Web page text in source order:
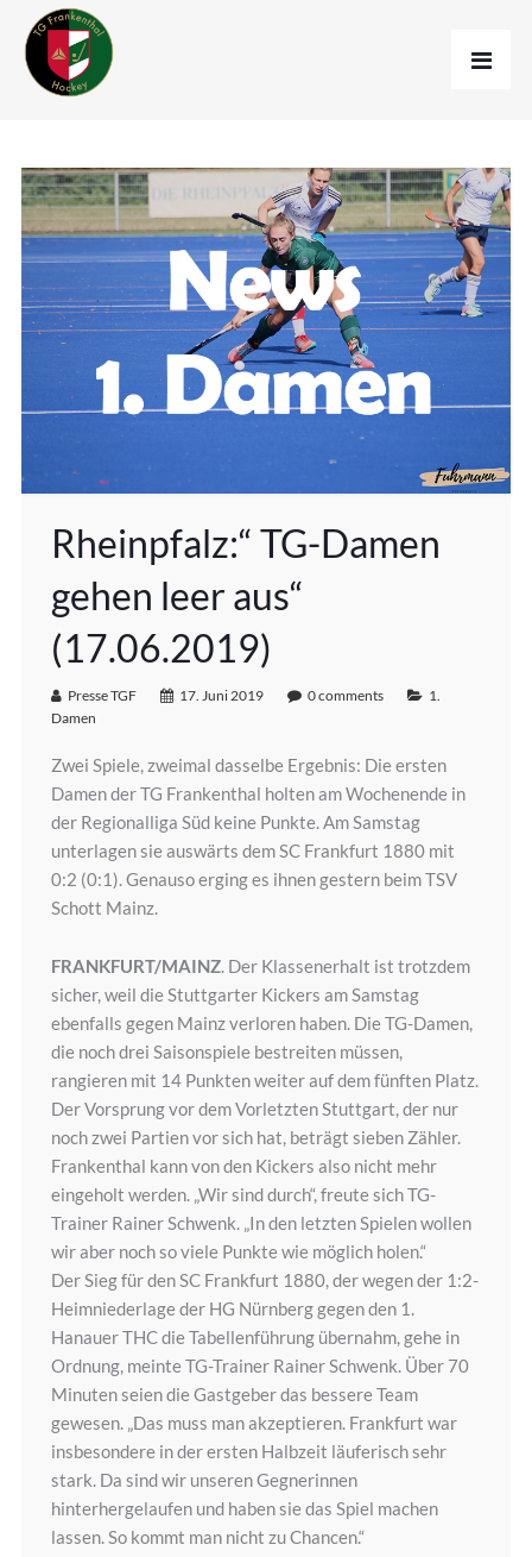
Rheinpfalz:“ TG-Damen
gehen leer aus“
(17.06.2019)
Presse TGF 17. Juni 2019 0 comments
1.
Damen
Zwei Spiele, zweimal dasselbe Ergebnis: Die ersten
Damen der TG Frankenthal holten am Wochenende in
der Regionalliga Süd keine Punkte. Am Samstag
unterlagen sie auswärts dem SC Frankfurt 1880 mit
0:2 (0:1). Genauso erging es ihnen gestern beim TSV
Schott Mainz.
FRANKFURT/MAINZ. Der Klassenerhalt ist trotzdem
sicher, weil die Stuttgarter Kickers am Samstag
ebenfalls gegen Mainz verloren haben. Die TG-Damen,
die noch drei Saisonspiele bestreiten müssen,
rangieren mit 14 Punkten weiter auf dem fünften Platz.
Der Vorsprung vor dem Vorletzten Stuttgart, der nur
noch zwei Partien vor sich hat, beträgt sieben Zähler.
Frankenthal kann von den Kickers also nicht mehr
eingeholt werden. „Wir sind durch“, freute sich TG-
Trainer Rainer Schwenk. „In den letzten Spielen wollen
wir aber noch so viele Punkte wie möglich holen.“
Der Sieg für den SC Frankfurt 1880, der wegen der 1:2-
Heimniederlage der HG Nürnberg gegen den 1.
Hanauer THC die Tabellenführung übernahm, gehe in
Ordnung, meinte TG-Trainer Rainer Schwenk. Über 70
Minuten seien die Gastgeber das bessere Team
gewesen. „Das muss man akzeptieren. Frankfurt war
insbesondere in der ersten Halbzeit läuferisch sehr
stark. Da sind wir unseren Gegnerinnen
hinterhergelaufen und haben sie das Spiel machen
lassen. So kommt man nicht zu Chancen.“